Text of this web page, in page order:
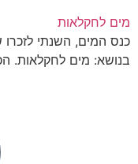
מים לחקלאות
כנס המים, השנתי לזכרו
בנושא: מים לחקלאות.